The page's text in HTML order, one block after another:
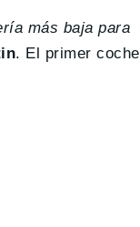
más baja para
. El primer coche